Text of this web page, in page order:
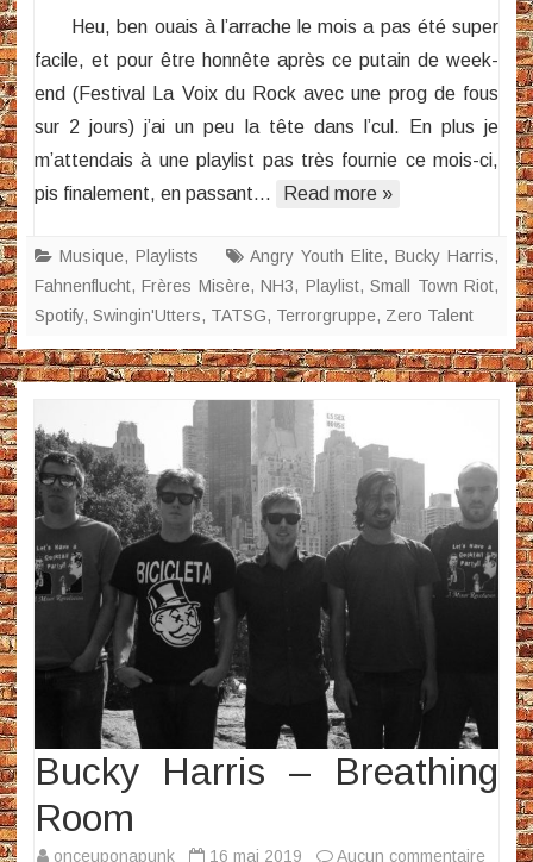
Playlist
Mai
2019
Heu, ben ouais à l’arrache le mois a pas été super
facile, et pour être honnête après ce putain de week-
end (Festival La Voix du Rock avec une prog de fous
sur 2 jours) j’ai un peu la tête dans l’cul. En plus je
m’attendais à une playlist pas très fournie ce mois-ci,
pis finalement, en passant…
Read more »
Musique, Playlists Angry Youth Elite,Bucky Harris,
Fahnenflucht,Frères Misère,NH3, Playlist,Small Town Riot,
Spotify, Swingin'Utters, TATSG, Terrorgruppe, Zero Talent
Bucky Harris – Breathing
Room
onceuponapunk 16 mai 2019 Aucun commentaire